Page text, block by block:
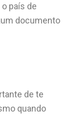
país de
documento
de te
quando